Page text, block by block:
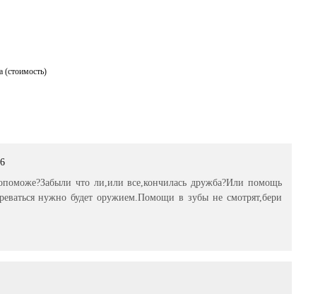
(стоимость)
что ли,или все,кончилась дружба?Или помощь
нужно будет оружием.Помощи в зубы не смотрят,бери